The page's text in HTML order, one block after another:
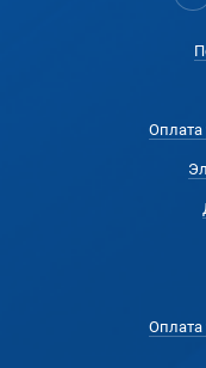
Оплата
Оплата